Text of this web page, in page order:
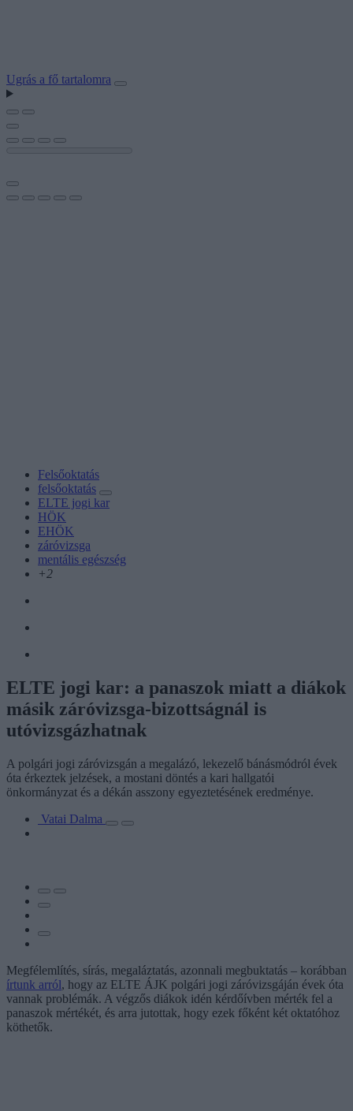
Ugrás a fő tartalomra
Felsőoktatás
felsőoktatás
ELTE jogi kar
HÖK
EHÖK
záróvizsga
mentális egészség
+2
ELTE jogi kar: a panaszok miatt a diákok
másik záróvizsga-bizottságnál is
utóvizsgázhatnak
A polgári jogi záróvizsgán a megalázó, lekezelő bánásmódról évek
óta érkeztek jelzések, a mostani döntés a kari hallgatói
önkormányzat és a dékán asszony egyeztetésének eredménye.
Vatai Dalma
Megfélemlítés, sírás, megaláztatás, azonnali megbuktatás – korábban
írtunk arról, hogy az ELTE ÁJK polgári jogi záróvizsgáján évek óta
vannak problémák. A végzős diákok idén kérdőívben mérték fel a
panaszok mértékét, és arra jutottak, hogy ezek főként két oktatóhoz
köthetők.